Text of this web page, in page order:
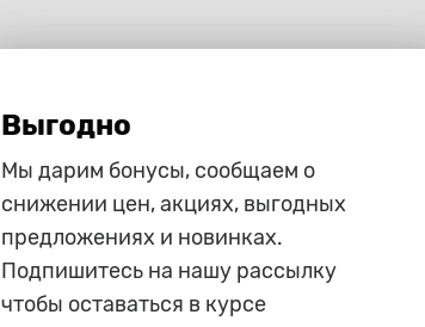
Выгодно
Мы дарим бонусы, сообщаем о
снижении цен, акциях, выгодных
предложениях и новинках.
Подпишитесь на нашу рассылку
чтобы оставаться в курсе